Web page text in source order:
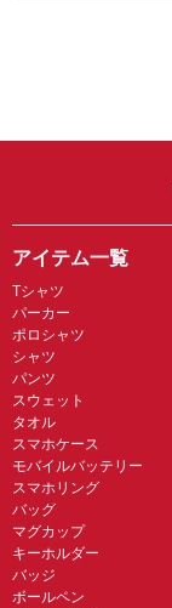
アイテム一覧
Tシャツ
パーカー
ポロシャツ
シャツ
パンツ
スウェット
タオル
スマホケース
モバイルバッテリー
スマホリング
バッグ
マグカップ
キーホルダー
バッジ
ボールペン